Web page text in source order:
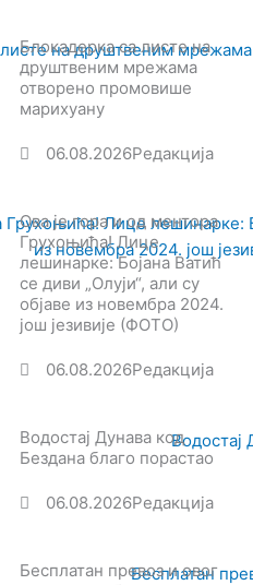
Блокадерка са листе на
друштвеним мрежама
отворено промовише
марихуану
06.08.2026Редакција
Ова је гора и од ментора
Грухоњића! Лице
лешинарке: Бојана Ватић
се диви „Олуји“, али су
објаве из новембра 2024.
још језивије (ФОТО)
06.08.2026Редакција
Водостај Дунава код
Бездана благо порастао
06.08.2026Редакција
Бесплатан превоз и овог